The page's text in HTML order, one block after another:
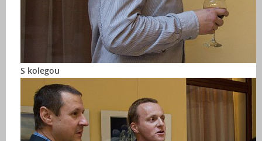
S kolegou